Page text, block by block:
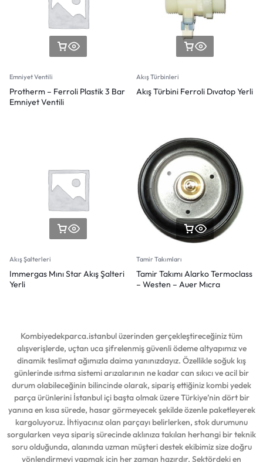
Emniyet Ventili
Protherm – Ferroli Plastik 3 Bar
Emniyet Ventili
Akış Türbinleri
Akış Türbini Ferroli Dıvatop Yerli
Akış Şalterleri
Immergas Mını Star Akış Şalteri
Yerli
Tamir Takımları
Tamir Takımı Alarko Termoclass
– Westen – Auer Mıcra
Kombiyedekparca.istanbul üzerinden gerçekleştireceğiniz tüm
alışverişlerde, uçtan uca şifrelenmiş güvenli ödeme altyapımız ve
dinamik teslimat ağımızla daima yanınızdayız. Özellikle soğuk kış
günlerinde ısıtma sistemi arızalarının ne kadar can sıkıcı ve acil bir
durum olabileceğinin bilincinde olarak, sipariş ettiğiniz kombi yedek
parça ürünlerini İstanbul içi başta olmak üzere Türkiye’nin dört bir
yanına en kısa sürede, hasar görmeyecek şekilde özenle paketleyerek
kargoluyoruz. İhtiyacınız olan parçayı belirlerken, stok durumunu
sorgularken veya sipariş sürecinde aklınıza takılan herhangi bir teknik
soru olduğunda, alanında uzman müşteri destek ekibimiz size doğru
yönlendirmeyi yapmak için her zaman hazırdır. Sektördeki en